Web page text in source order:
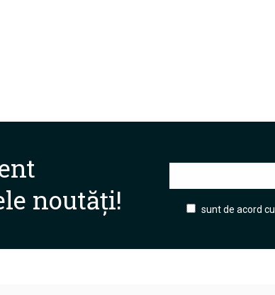
noutăți!
sunt de acord cu